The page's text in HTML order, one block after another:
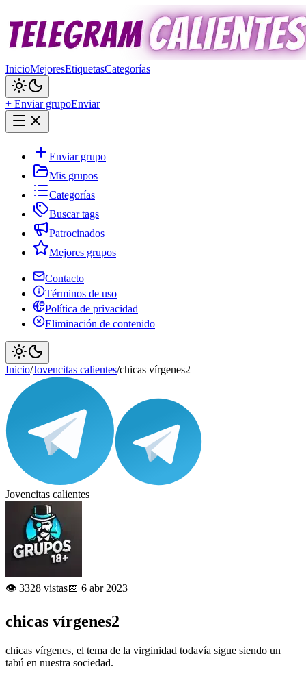
InicioMejoresEtiquetasCategorías
+ Enviar grupoEnviar
Enviar grupo
Mis grupos
Categorías
Buscar tags
Patrocinados
Mejores grupos
Contacto
Términos de uso
Política de privacidad
Eliminación de contenido
Inicio/Jovencitas calientes/chicas vírgenes2
Jovencitas calientes
👁️ 3328 vistas📅 6 abr 2023
chicas vírgenes2
chicas vírgenes, el tema de la virginidad todavía sigue siendo un
tabú en nuestra sociedad.